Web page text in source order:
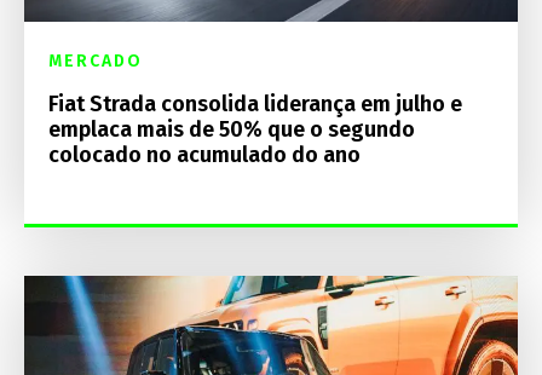
MERCADO
Fiat Strada consolida liderança em julho e
emplaca mais de 50% que o segundo
colocado no acumulado do ano